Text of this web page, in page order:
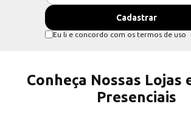
Eu li e concordo com os termos de uso
Conheça Nossas Lojas
Presenciais